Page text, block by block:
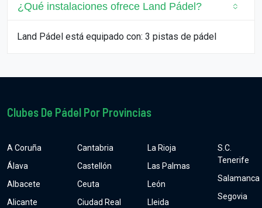
¿Qué instalaciones ofrece Land Pádel?
Land Pádel está equipado con: 3 pistas de pádel
Clubes De Pádel Por Provincias
A Coruña
Álava
Albacete
Alicante
Cantabria
Castellón
Ceuta
Ciudad Real
La Rioja
Las Palmas
León
Lleida
S.C.
Tenerife
Salamanca
Segovia